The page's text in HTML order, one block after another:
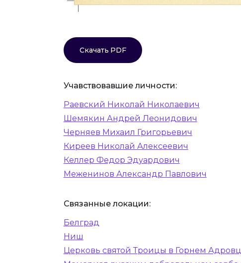
Скачать PDF
Учавствовавшие личности:
Раевский Николай Николаевич
Шемякин Андрей Леонидович
Черняев Михаил Григорьевич
Киреев Николай Алексеевич
Келлер Федор Эдуардович
Меженинов Александр Павлович
Связанные локации:
Белград
Ниш
Церковь святой Троицы в Горнем